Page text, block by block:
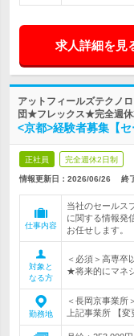
求人詳細を見
アットフィールズテクノ
団★フレックス★完全週休
<京都>経験者募集【
正社員 完全週休2日制
情報更新日：2026/06/26 終
仕事内容
当社のセールス
に関する情報発
お任せします。
対象と
なる方
＜必須＞高専卒
★将来的にマネ
勤務地
＜長岡京事業所
上記事業所 【